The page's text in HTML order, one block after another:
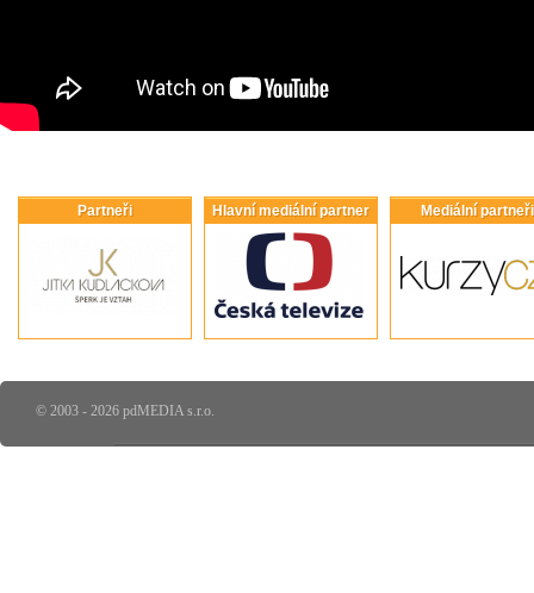
Partneři Hlavní mediální partner Mediální partneři
© 2003 - 2026 pdMEDIA s.r.o.